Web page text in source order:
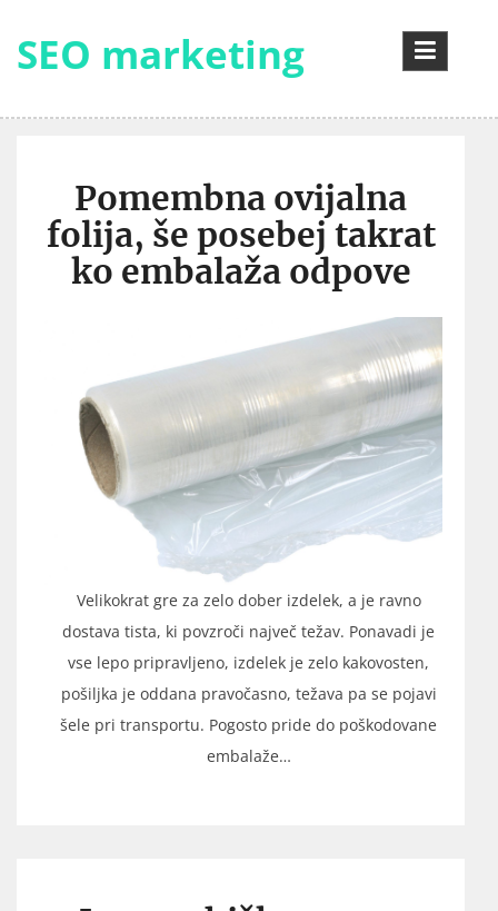
content
SEO marketing
Pomembna ovijalna
folija, še posebej takrat
ko embalaža odpove
Velikokrat gre za zelo dober izdelek, a je ravno
dostava tista, ki povzroči največ težav. Ponavadi je
vse lepo pripravljeno, izdelek je zelo kakovosten,
pošiljka je oddana pravočasno, težava pa se pojavi
šele pri transportu. Pogosto pride do poškodovane
embalaže…